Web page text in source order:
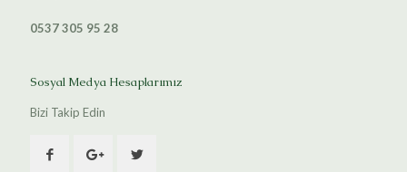
0537 305 95 28
Sosyal Medya Hesaplarımız
Bizi Takip Edin